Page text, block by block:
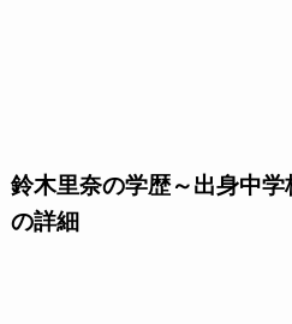
鈴木里奈の学歴～出身中学
の詳細